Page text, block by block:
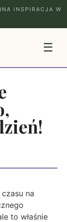
INSPIRACJA W
☰
na
to właśnie